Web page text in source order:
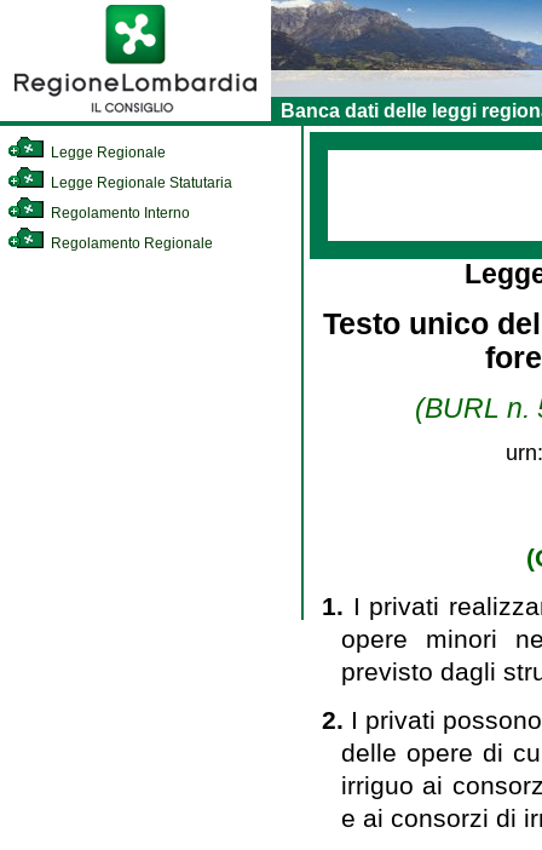
Banca dati delle leggi
Legge Regionale
Legge Regionale Statutaria
Regolamento Interno
Regolamento Regionale
Testo unico
(BURL n.
1. I privati
opere minori
previsto dagli
2. I privati
delle opere di
irriguo ai
e ai consorzi di